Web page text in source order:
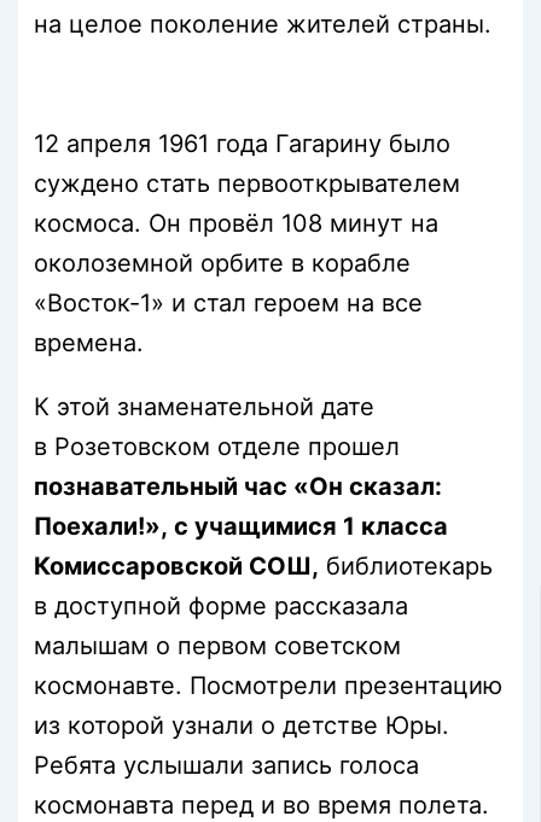
на целое поколение жителей страны.
12 апреля 1961 года Гагарину было
суждено стать первооткрывателем
космоса. Он провёл 108 минут на
околоземной орбите в корабле
«Восток-1» и стал героем на все
времена.
К этой знаменательной дате
в Розетовском отделе прошел
познавательный час «Он сказал:
Поехали!», с учащимися 1 класса
Комиссаровской СОШ, библиотекарь
в доступной форме рассказала
малышам о первом советском
космонавте. Посмотрели презентацию
из которой узнали о детстве Юры.
Ребята услышали запись голоса
космонавта перед и во время полета.